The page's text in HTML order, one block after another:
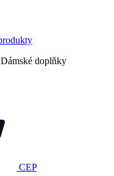
Dámské doplňky
CEP